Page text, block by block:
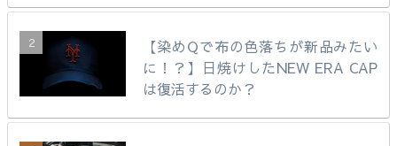
【染めQで布の色落ちが新品みたい
に！？】日焼けしたNEW ERA CAP
は復活するのか？